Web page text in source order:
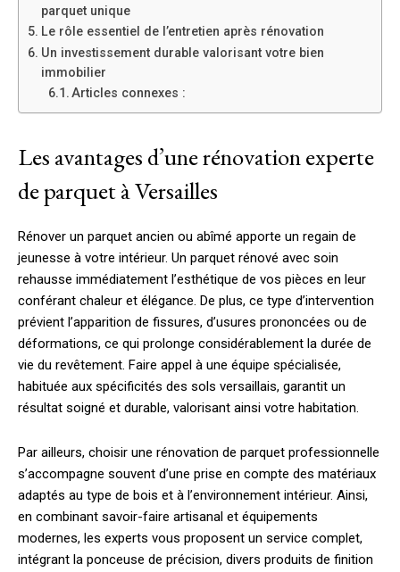
parquet unique
Le rôle essentiel de l’entretien après rénovation
Un investissement durable valorisant votre bien
immobilier
Articles connexes :
Les avantages d’une rénovation experte
de parquet à Versailles
Rénover un parquet ancien ou abîmé apporte un regain de
jeunesse à votre intérieur. Un parquet rénové avec soin
rehausse immédiatement l’esthétique de vos pièces en leur
conférant chaleur et élégance. De plus, ce type d’intervention
prévient l’apparition de fissures, d’usures prononcées ou de
déformations, ce qui prolonge considérablement la durée de
vie du revêtement. Faire appel à une équipe spécialisée,
habituée aux spécificités des sols versaillais, garantit un
résultat soigné et durable, valorisant ainsi votre habitation.
Par ailleurs, choisir une rénovation de parquet professionnelle
s’accompagne souvent d’une prise en compte des matériaux
adaptés au type de bois et à l’environnement intérieur. Ainsi,
en combinant savoir-faire artisanal et équipements
modernes, les experts vous proposent un service complet,
intégrant la ponceuse de précision, divers produits de finition